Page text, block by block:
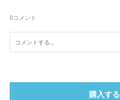
0コメント
購入する